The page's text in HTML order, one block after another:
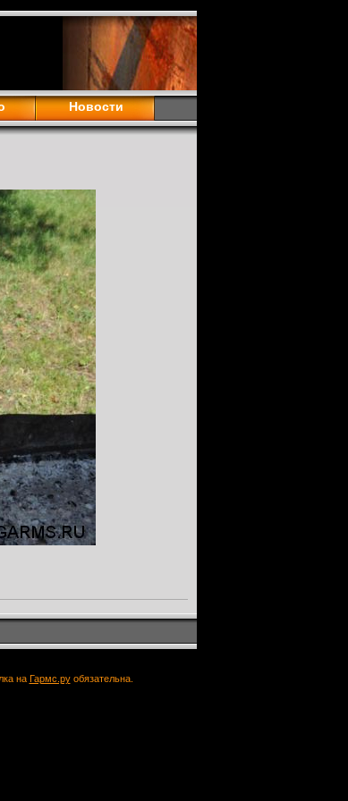
Новости
на Гармс.руобязательна.